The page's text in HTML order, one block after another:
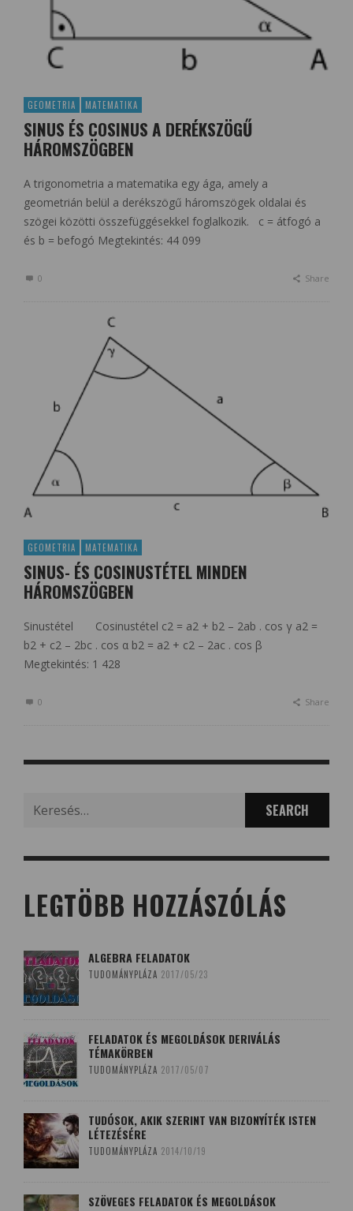
GEOMETRIA MATEMATIKA
SINUS ÉS COSINUS A DERÉKSZÖGŰ
HÁROMSZÖGBEN
A trigonometria a matematika egy ága, amely a
geometrián belül a derékszögű háromszögek oldalai és
szögei közötti összefüggésekkel foglalkozik. c = átfogó a
és b = befogó Megtekintés: 44 099
0 Share
GEOMETRIA MATEMATIKA
SINUS- ÉS COSINUSTÉTEL MINDEN
HÁROMSZÖGBEN
Sinustétel Cosinustétel c2 = a2 + b2 – 2ab . cos γ a2 =
b2 + c2 – 2bc . cos α b2 = a2 + c2 – 2ac . cos β
Megtekintés: 1 428
0 Share
LEGTÖBB HOZZÁSZÓLÁS
ALGEBRA FELADATOK
TUDOMÁNYPLÁZA 2017/05/23
FELADATOK ÉS MEGOLDÁSOK DERIVÁLÁS
TÉMAKÖRBEN
TUDOMÁNYPLÁZA 2017/05/07
TUDÓSOK, AKIK SZERINT VAN BIZONYÍTÉK ISTEN
LÉTEZÉSÉRE
TUDOMÁNYPLÁZA 2014/10/19
SZÖVEGES FELADATOK ÉS MEGOLDÁSOK